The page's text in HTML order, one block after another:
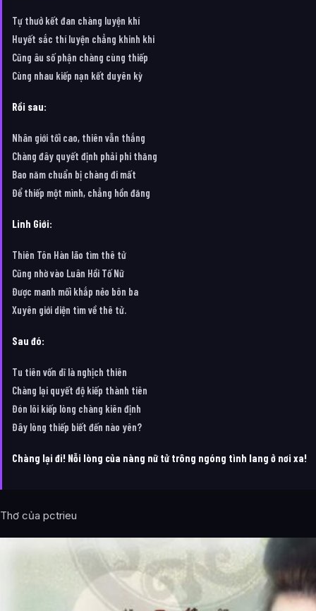
Tự thưở kết đan chàng luyện khí
Huyết sắc thí luyện chẳng khinh khi
Cũng âu số phận chàng cùng thiếp
Cùng nhau kiếp nạn kết duyên kỳ
Rồi sau:
Nhân giới tối cao, thiên vẫn thắng
Chàng đây quyết định phải phi thăng
Bao năm chuẩn bị chàng đi mất
Để thiếp một mình, chẳng hồn đăng
Linh Giới:
Thiên Tôn Hàn lão tìm thê tử
Cũng nhờ vào Luân Hồi Tố Nữ
Được manh mối khắp nẻo bôn ba
Xuyên giới diện tìm về thê tử.
Sau đó:
Tu tiên vốn dĩ là nghịch thiên
Chàng lại quyết độ kiếp thành tiên
Đón lôi kiếp lòng chàng kiên định
Đây lòng thiếp biết đến nào yên?
Chàng lại đi! Nỗi lòng của nàng nữ tử trông ngóng tình lang ở nơi xa!
Thơ của pctrieu